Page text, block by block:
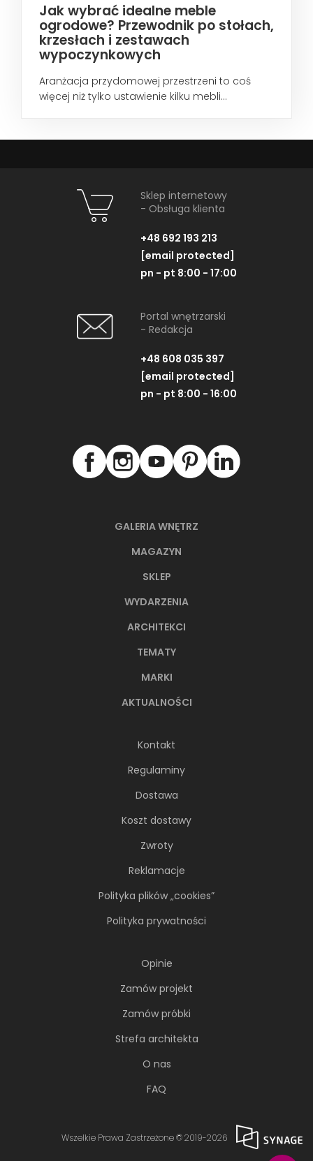
Jak wybrać idealne meble
ogrodowe? Przewodnik po stołach,
krzesłach i zestawach
wypoczynkowych
Aranżacja przydomowej przestrzeni to coś
więcej niż tylko ustawienie kilku mebli...
GALERIA WNĘTRZ
MAGAZYN
SKLEP
WYDARZENIA
ARCHITEKCI
TEMATY
MARKI
AKTUALNOŚCI
Kontakt
Regulaminy
Dostawa
Koszt dostawy
Zwroty
Reklamacje
Polityka plików „cookies”
Polityka prywatności
Opinie
Zamów projekt
Zamów próbki
Strefa architekta
O nas
FAQ
Sklep internetowy
- Obsługa klienta
+48 692 193 213
[email protected]
pn - pt 8:00 - 17:00
Portal wnętrzarski
- Redakcja
+48 608 035 397
[email protected]
pn - pt 8:00 - 16:00
Wszelkie Prawa Zastrzeżone © 2019-2026